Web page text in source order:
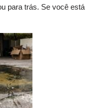
para trás. Se você está